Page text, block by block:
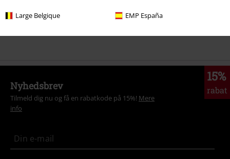
Large Belgique EMP España
Band Merch
15%
rabat
Nyhedsbrev
Tilmeld dig nu og få en rabatkode på 15%! Mere
info